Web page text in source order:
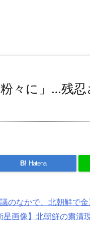
々に」…残
B! Hatena
のなかで、北朝鮮で金
星画像】北朝鮮の粛清